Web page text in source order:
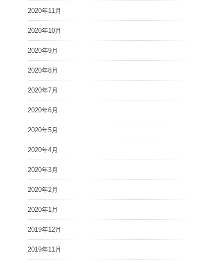
2020年11月
2020年10月
2020年9月
2020年8月
2020年7月
2020年6月
2020年5月
2020年4月
2020年3月
2020年2月
2020年1月
2019年12月
2019年11月